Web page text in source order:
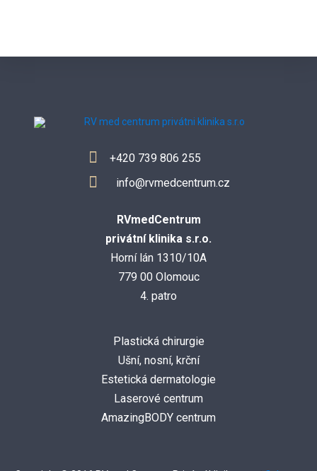
+420 739 806 255
info@rvmedcentrum.cz
RVmedCentrum
privátní klinika s.r.o.
Horní lán 1310/10A
779 00 Olomouc
4. patro
Plastická chirurgie
Ušní, nosní, krční
Estetická dermatologie
Laserové centrum
AmazingBODY centrum